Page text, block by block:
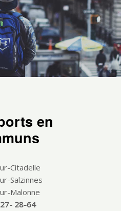
en
Citadelle
Salzinnes
Malonne
28-64